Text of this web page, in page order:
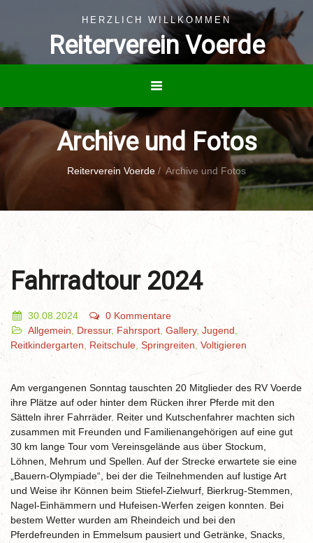
HERZLICH WILLKOMMEN
Reiterverein Voerde
Archive und Fotos
Reiterverein Voerde / Archive und Fotos
Fahrradtour 2024
30.08.2024
0 Kommentare
Allgemein
Dressur, Fahrsport Gallery, Jugend
Reitkindergarten
Reitschule Springreiten Voltigieren
Am vergangenen Sonntag tauschten 20 Mitglieder des RV Voerde
ihre Plätze auf oder hinter dem Rücken ihrer Pferde mit den
Sätteln ihrer Fahrräder. Reiter und Kutschenfahrer machten sich
zusammen mit Freunden und Familienangehörigen auf eine gut
30 km lange Tour vom Vereinsgelände aus über Stockum,
Löhnen, Mehrum und Spellen. Auf der Strecke erwartete sie eine
„Bauern-Olympiade“, bei der die Teilnehmenden auf lustige Art
und Weise ihr Können beim Stiefel-Zielwurf, Bierkrug-Stemmen,
Nagel-Einhämmern und Hufeisen-Werfen zeigen konnten. Bei
bestem Wetter wurden am Rheindeich und bei den
Pferdefreunden in Emmelsum pausiert und Getränke, Snacks,